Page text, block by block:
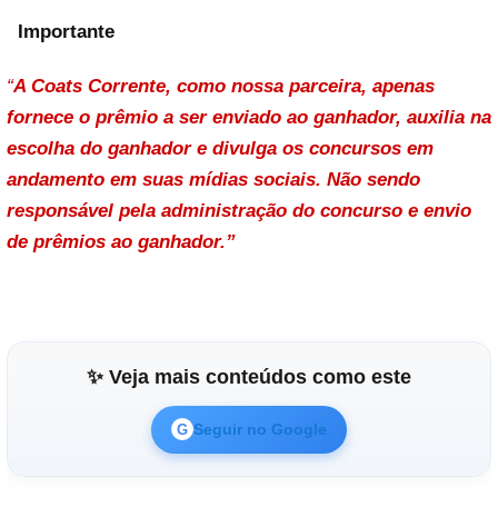
Importante
“A Coats Corrente, como nossa parceira, apenas
fornece o prêmio a ser enviado ao ganhador, auxilia na
escolha do ganhador e divulga os concursos em
andamento em suas mídias sociais. Não sendo
responsável pela administração do concurso e envio
de prêmios ao ganhador.”
✨ Veja mais conteúdos como este
G Seguir no Google